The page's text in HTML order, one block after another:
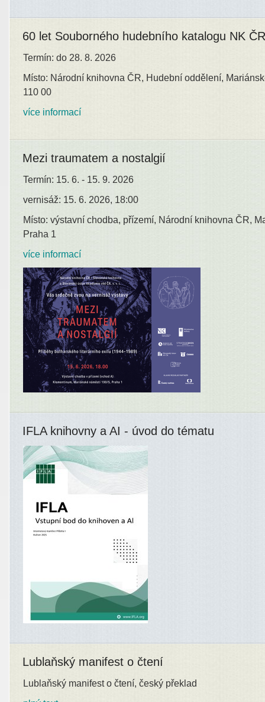
60 let Souborného hudebního katalogu NK ČR
Termín: do 28. 8. 2026
Místo: Národní knihovna ČR, Hudební oddělení,
110 00
více informací
Mezi traumatem a nostalgií
Termín: 15. 6. - 15. 9. 2026
vernisáž: 15. 6. 2026, 18:00
Místo: výstavní chodba, přízemí, Národní knihovna ČR,
Praha 1
více informací
IFLA knihovny a AI - úvod do tématu
Lublaňský manifest o čtení
Lublaňský manifest o čtení, český překlad